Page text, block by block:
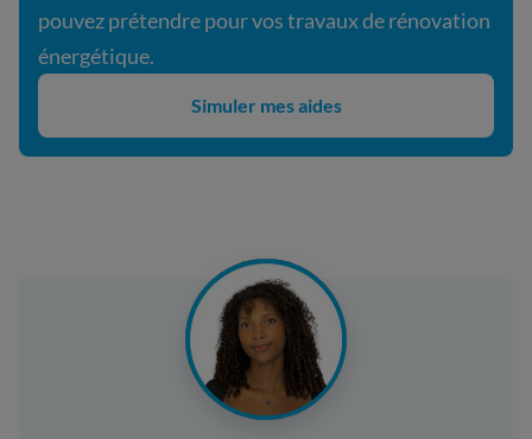
pouvez prétendre pour vos travaux de rénovation
énergétique.
Simuler mes aides